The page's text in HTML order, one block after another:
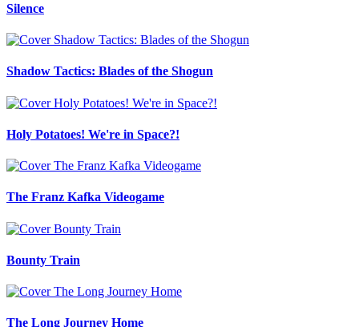
Silence
Shadow Tactics: Blades of the Shogun
Holy Potatoes! We're in Space?!
The Franz Kafka Videogame
Bounty Train
The Long Journey Home